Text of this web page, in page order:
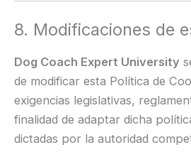
8. Modificaciones de
Dog Coach Expert University
de modificar esta Política de
exigencias legislativas,
finalidad de adaptar dicha
dictadas por la autoridad